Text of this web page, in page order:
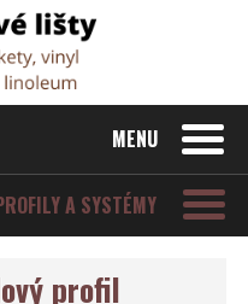
MENU
A SYSTÉMY
profil